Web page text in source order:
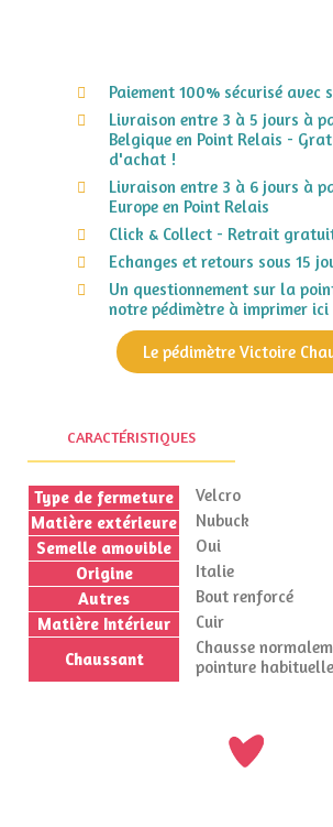
Paiement 100% sécurisé avec
Livraison entre 3 à 5 jours à
Belgique en Point Relais -
d'achat !
Livraison entre 3 à 6 jours à
Europe en Point Relais
Click & Collect - Retrait
Echanges et retours sous 15
Un questionnement sur la
notre pédimètre à imprimer ici
Le pédimètre Victoire
CARACTÉRISTIQUES
Type de fermeture
Velcro
Matière extérieure
Nubuck
Semelle amovible
Oui
Origine
Italie
Autres
Bout renforcé
Matière Intérieur
Cuir
Chaussant
Chausse
pointure habituelle